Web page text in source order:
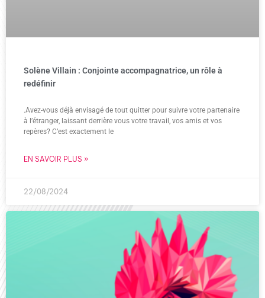
Solène Villain : Conjointe accompagnatrice, un rôle à
redéfinir
.Avez-vous déjà envisagé de tout quitter pour suivre votre partenaire
à l’étranger, laissant derrière vous votre travail, vos amis et vos
repères? C’est exactement le
EN SAVOIR PLUS »
22/08/2024